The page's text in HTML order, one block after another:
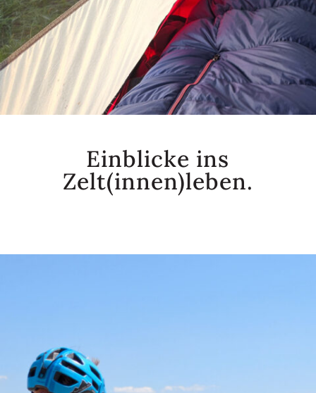
Einblicke ins
Zelt(innen)leben.